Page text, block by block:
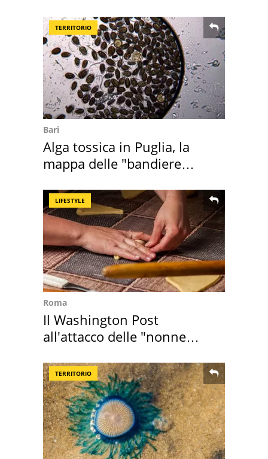
TERRITORIO
Bari
Alga tossica in Puglia, la
mappa delle "bandiere
LIFESTYLE
Roma
Il Washington Post
all'attacco delle "nonne
TERRITORIO